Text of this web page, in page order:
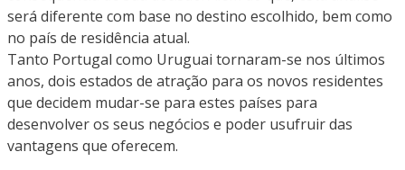
será diferente com base no destino escolhido, bem como
no país de residência atual.
Tanto Portugal como Uruguai tornaram-se nos últimos
anos, dois estados de atração para os novos residentes
que decidem mudar-se para estes países para
desenvolver os seus negócios e poder usufruir das
vantagens que oferecem.